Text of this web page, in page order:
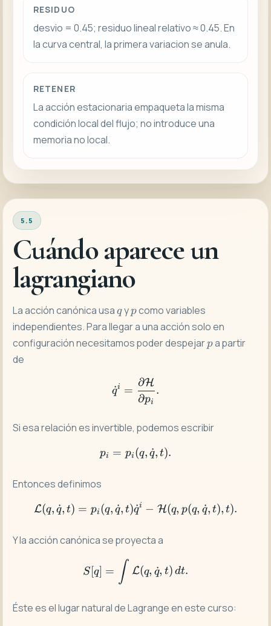
RESIDUO
desvio = 0.45; residuo lineal relativo ≈ 0.45. En
la curva central, la primera variacion se anula.
RETENER
La acción estacionaria empaqueta la misma
condición local del flujo; no introduce una
memoria no local.
5.5
Cuándo aparece un
lagrangiano
La acción canónica usaq
qyp
pcomo variables
independientes. Para llegar a una acción solo en
configuración necesitamos poder despejarp
pa partir
de
\dot q^i=\frac{\partial
q
˙i =
∂pi
∂H
.
Si esa relación es invertible, podemos escribir
p_i=p_i(q,\dot q,t).
pi = pi (q, q
˙, t).
Entonces definimos
\mathcal{L}(q,\dot q,t)
L(q, q
˙, t) = pi (q, q
˙, t)q
˙i − H(q, p(q, q
˙, t), t).
Y la acción canónica se proyecta a
S[q]=\int
S [q] = ∫ L(q, q
˙, t) dt.
Éste es el lugar natural de Lagrange en este curso: